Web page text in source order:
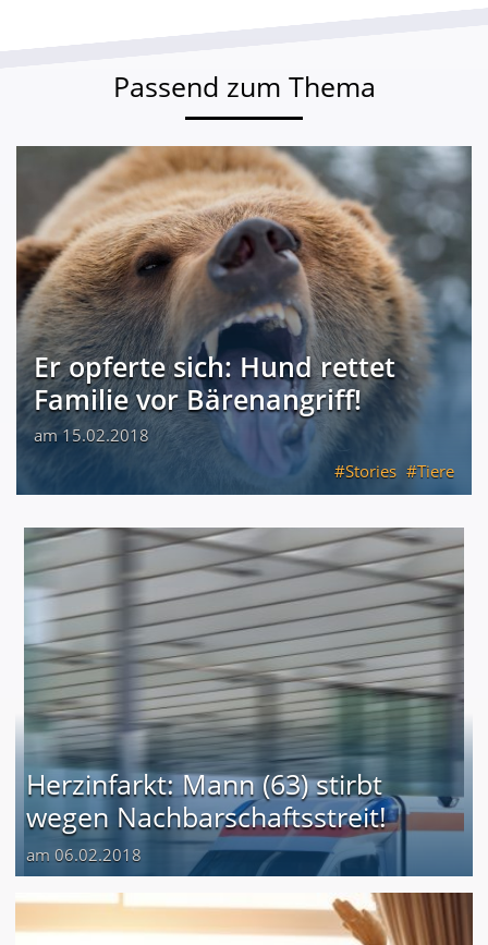
Passend zum Thema
Er opferte sich: Hund rettet
Familie vor Bärenangriff!
am 15.02.2018
Stories
Tiere
Herzinfarkt: Mann (63) stirbt
wegen Nachbarschaftsstreit!
am 06.02.2018